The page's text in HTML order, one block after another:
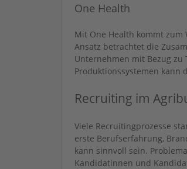
One Health
Mit One Health kommt
Ansatz betrachtet die
Unternehmen mit Bezug
Produktionssystemen kann
Recruiting im
Viele Recruitingprozesse
erste Berufserfahrung,
kann sinnvoll sein.
Kandidatinnen und